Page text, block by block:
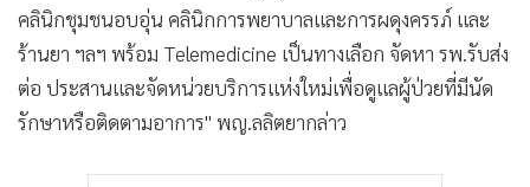
คลินิกชุมชนอบอุ่น คลินิกการพยาบาลและการผดุงครรภ์ และ
ร้านยา ฯลฯ พร้อม Telemedicine เป็นทางเลือก จัดหา รพ.รับส่ง
ต่อ ประสานและจัดหน่วยบริการแห่งใหม่เพื่อดูแลผู้ป่วยที่มีนัด
รักษาหรือติดตามอาการ" พญ.ลลิตยากล่าว